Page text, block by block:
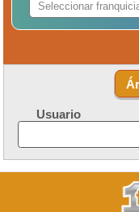
Usuario